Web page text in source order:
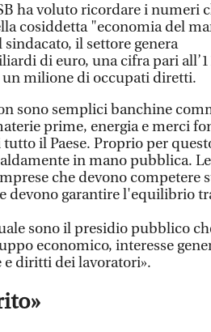
ha voluto ricordare i numeri
cosiddetta "economia del
il settore genera
di euro, una cifra pari
un milione di occupati diretti.
sono semplici banchine
prime, energia e merci
il Paese. Proprio per
in mano pubblica.
che devono competere
devono garantire l'equilibrio
sono il presidio pubblico
economico, interesse
diritti dei lavoratori».